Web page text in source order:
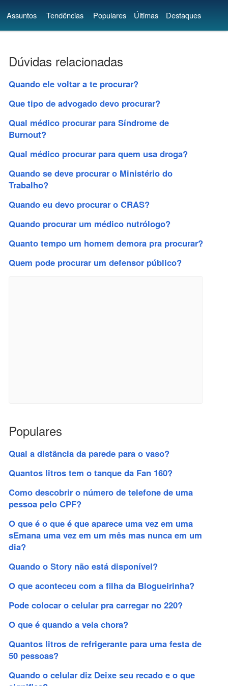
Assuntos Tendências Populares Últimas Destaques
Dúvidas relacionadas
Quando ele voltar a te procurar?
Que tipo de advogado devo procurar?
Qual médico procurar para Síndrome de
Burnout?
Qual médico procurar para quem usa droga?
Quando se deve procurar o Ministério do
Trabalho?
Quando eu devo procurar o CRAS?
Quando procurar um médico nutrólogo?
Quanto tempo um homem demora pra procurar?
Quem pode procurar um defensor público?
Populares
Qual a distância da parede para o vaso?
Quantos litros tem o tanque da Fan 160?
Como descobrir o número de telefone de uma
pessoa pelo CPF?
O que é o que é que aparece uma vez em uma
sEmana uma vez em um mês mas nunca em um
dia?
Quando o Story não está disponível?
O que aconteceu com a filha da Blogueirinha?
Pode colocar o celular pra carregar no 220?
O que é quando a vela chora?
Quantos litros de refrigerante para uma festa de
50 pessoas?
Quando o celular diz Deixe seu recado e o que